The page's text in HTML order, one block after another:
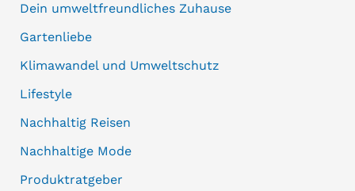
Dein umweltfreundliches Zuhause
Gartenliebe
Klimawandel und Umweltschutz
Lifestyle
Nachhaltig Reisen
Nachhaltige Mode
Produktratgeber